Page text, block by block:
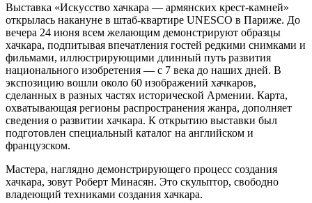
Выставка «Искусство хачкара — армянских крест-камней»
открылась накануне в штаб-квартире UNESCO в Париже. До
вечера 24 июня всем желающим демонстрируют образцы
хачкара, подпитывая впечатления гостей редкими снимками и
фильмами, иллюстрирующими длинный путь развития
национального изобретения — с 7 века до наших дней. В
экспозицию вошли около 60 изображений хачкаров,
сделанных в разных частях исторической Армении. Карта,
охватывающая регионы распространения жанра, дополняет
сведения о развитии хачкара. К открытию выставки был
подготовлен специальный каталог на английском и
французском.
Мастера, наглядно демонстрирующего процесс создания
хачкара, зовут Роберт Минасян. Это скульптор, свободно
владеющий техниками создания хачкара.